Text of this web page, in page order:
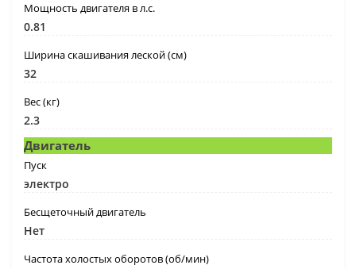
Мощность двигателя в л.с.
0.81
Ширина скашивания леской (см)
32
Вес (кг)
2.3
Двигатель
Пуск
электро
Бесщеточный двигатель
Нет
Частота холостых оборотов (об/мин)